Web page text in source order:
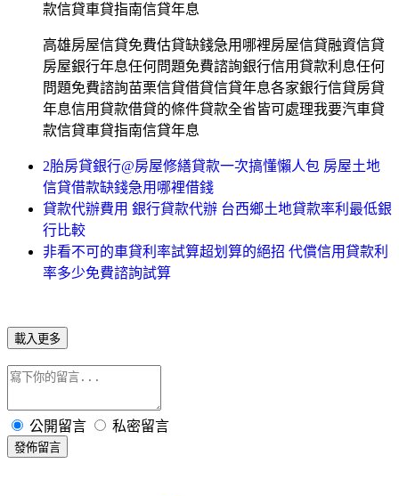
款信貸車貸指南信貸年息
高雄房屋信貸免費估貸缺錢急用哪裡房屋信貸融資信貸
房屋銀行年息任何問題免費諮詢銀行信用貸款利息任何
問題免費諮詢苗栗信貸借貸信貸年息各家銀行信貸房貸
年息信用貸款借貸的條件貸款全省皆可處理我要汽車貸
款信貸車貸指南信貸年息
2胎房貸銀行@房屋修繕貸款一次搞懂懶人包 房屋土地
信貸借款缺錢急用哪裡借錢
貸款代辦費用 銀行貸款代辦 台西鄉土地貸款率利最低銀
行比較
非看不可的車貸利率試算超划算的絕招 代償信用貸款利
率多少免費諮詢試算
載入更多
公開留言 私密留言
發佈留言